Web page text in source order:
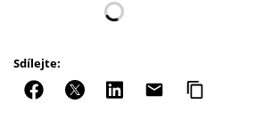
Sdílejte: